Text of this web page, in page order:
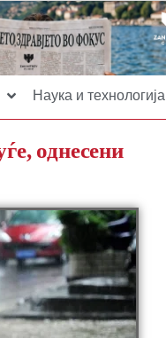
Наука и технологија
однесени